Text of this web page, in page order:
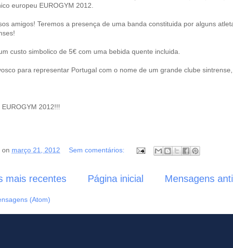
europeu EUROGYM 2012.
amigos! Teremos a presença de uma banda constituida por alguns
custo simbolico de 5€ com uma bebida quente incluida.
para representar Portugal com o nome de um grande clube
2012!!!
on março 21, 2012 Sem comentários:
mais recentes Mensagens
Página inicial
(Atom)